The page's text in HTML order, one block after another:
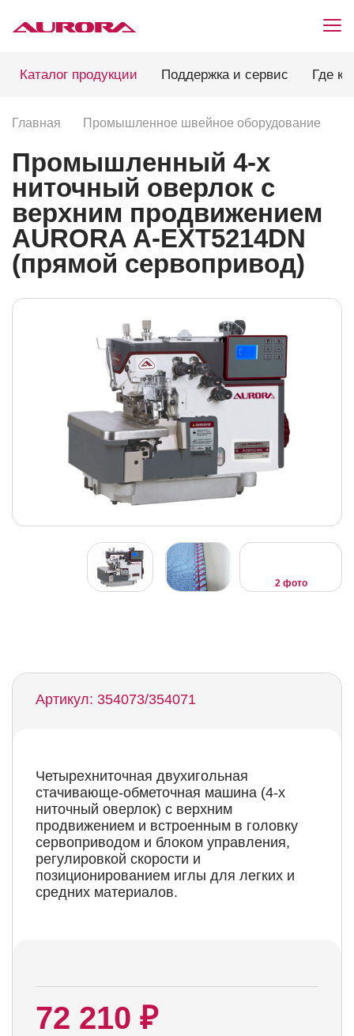
Каталог продукции Поддержка и сервис Где
Главная Промышленное швейное оборудование
Промышленный 4-х
ниточный оверлок с
верхним продвижением
AURORA A-EXT5214DN
(прямой сервопривод)
2 фото
Артикул: 354073/354071
Четырехниточная двухигольная
стачивающе-обметочная машина (4-х
ниточный оверлок) с верхним
продвижением и встроенным в головку
сервоприводом и блоком управления,
регулировкой скорости и
позиционированием иглы для легких и
средних материалов.
72 210 ₽